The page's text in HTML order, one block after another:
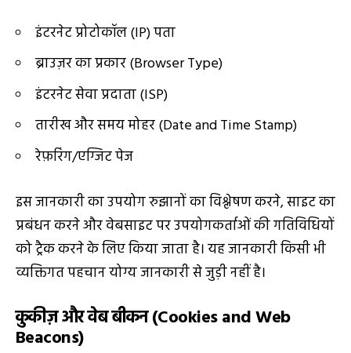
इंटरनेट प्रोटोकॉल (IP) पता
ब्राउज़र का प्रकार (Browser Type)
इंटरनेट सेवा प्रदाता (ISP)
तारीख और समय मोहर (Date and Time Stamp)
रेफ़रिंग/एग्जिट पेज
इस जानकारी का उपयोग रुझानों का विश्लेषण करने, साइट का
प्रबंधन करने और वेबसाइट पर उपयोगकर्ताओं की गतिविधियों
को ट्रैक करने के लिए किया जाता है। यह जानकारी किसी भी
व्यक्तिगत पहचान योग्य जानकारी से जुड़ी नहीं है।
कुकीज़ और वेब बीकन (Cookies and Web
Beacons)